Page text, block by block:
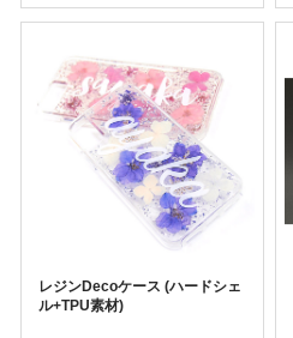
レジンDecoケース (ハードシェ
ル+TPU素材)